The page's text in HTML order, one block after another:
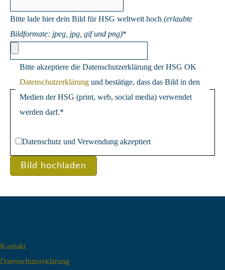
Bitte lade hier dein Bild für HSG weltweit hoch (erlaubte
Bildformate: jpeg, jpg, gif und png)*
Bitte akzeptiere die Datenschutzerklärung der HSG OK
Datenschutzerklärung und bestätige, dass das Bild in den
Medien der HSG (print, web, social media) verwendet
werden darf.*
Datenschutz und Verwendung akzeptiert
Bild hochladen
Kontakt
Datenschutz­erklärung